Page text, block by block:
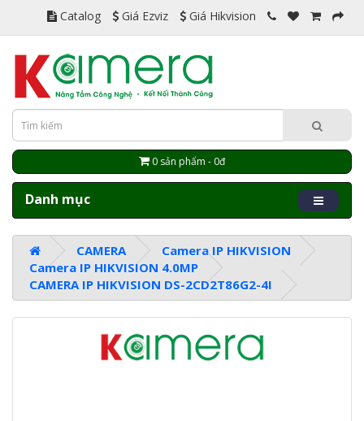
Catalog Giá Ezviz Giá Hikvision
0 sản phẩm - 0đ
Danh mục
CAMERA
Camera IP HIKVISION
Camera IP HIKVISION 4.0MP
CAMERA IP HIKVISION DS-2CD2T86G2-4I